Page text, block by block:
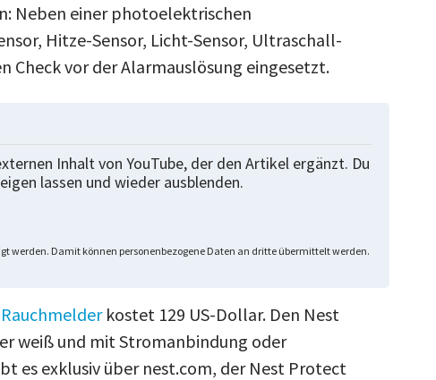
Neben einer photoelektrischen
Hitze-Sensor, Licht-Sensor, Ultraschall-
Check vor der Alarmauslösung eingesetzt.
Inhalt von YouTube, der den Artikel ergänzt. Du
lassen und wieder ausblenden.
werden. Damit können personenbezogene Daten an dritte übermittelt werden.
kostet 129 US-Dollar. Den Nest
weiß und mit Stromanbindung oder
es exklusiv über nest.com, der Nest Protect